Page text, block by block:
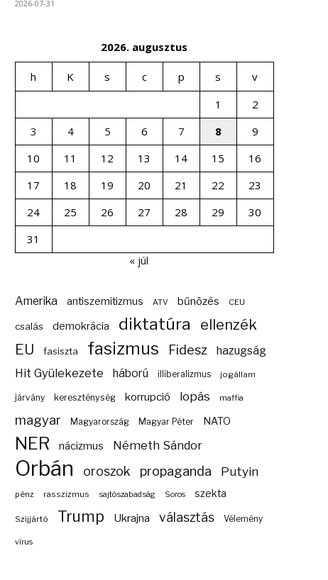
2026-07-31
2026. augusztus
h K s c p s
v
1
2
3
4 5 6 7 8
9
10
11 12 13 14 15
16
17
18 19 20 21 22
23
24
25 26 27 28 29
30
31
« júl
Amerika antiszemitizmus ATV bűnözés CEU
csalás demokrácia diktatúra ellenzék
EU fasiszta fasizmus Fidesz hazugság
Hit Gyülekezete háború illiberalizmus jogállam
járvány kereszténység korrupció lopás maffia
magyar Magyarország Magyar Péter NATO
NER nácizmus Németh Sándor
Orbán oroszok propaganda Putyin
pénz rasszizmus sajtószabadság Soros szekta
Szijjártó Trump Ukrajna választás Vélemény
vírus